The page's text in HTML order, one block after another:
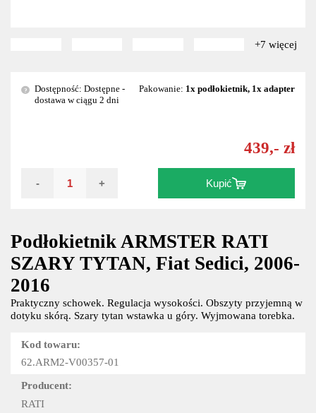
+7 więcej
Podłokietnik ARMSTER RATI
SZARY TYTAN, Fiat Sedici, 2006-
2016
Praktyczny schowek. Regulacja wysokości. Obszyty przyjemną w
dotyku skórą. Szary tytan wstawka u góry. Wyjmowana torebka.
Kod towaru:
62.ARM2-V00357-01
Producent:
RATI
?
Dostępność: Dostępne -
dostawa w ciągu 2 dni
Pakowanie: 1x podłokietnik, 1x adapter
439,- zł
- + Kupić